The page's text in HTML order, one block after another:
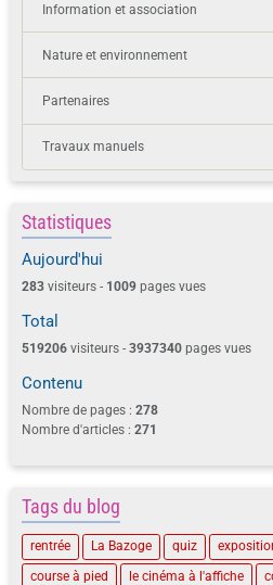
Information et association
Nature et environnement
Partenaires
Travaux manuels
Statistiques
Aujourd'hui
283 visiteurs - 1009 pages vues
Total
519206 visiteurs - 3937340 pages vues
Contenu
Nombre de pages : 278
Nombre d'articles : 271
Tags du blog
rentrée La Bazoge quiz
course à pied
le cinéma à l'affiche